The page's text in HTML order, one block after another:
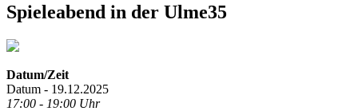
Spieleabend in der Ulme35
Datum/Zeit
Datum - 19.12.2025
17:00 - 19:00 Uhr